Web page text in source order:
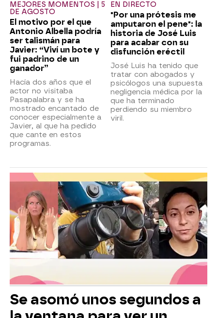
MEJORES MOMENTOS | 5
DE AGOSTO
El motivo por el que
Antonio Albella podría
ser talismán para
Javier: “Viví un bote y
fui padrino de un
ganador”
Hacía dos años que el
actor no visitaba
Pasapalabra y se ha
mostrado encantado de
conocer especialmente a
Javier, al que ha pedido
que cante en estos
programas.
EN DIRECTO
"Por una prótesis me
amputaron el pene": la
historia de José Luis
para acabar con su
disfunción eréctil
José Luis ha tenido que
tratar con abogados y
psicólogos una supuesta
negligencia médica por la
que ha terminado
perdiendo su miembro
viril.
Se asomó unos segundos a